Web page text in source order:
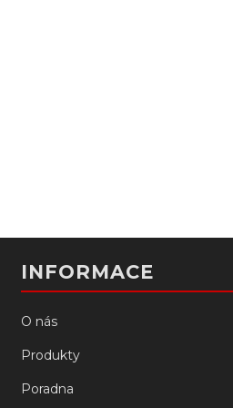
INFORMACE
O nás
Produkty
Poradna